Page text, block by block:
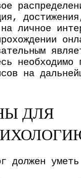
личное
необходимо
на
ДЛЯ
должен уметь